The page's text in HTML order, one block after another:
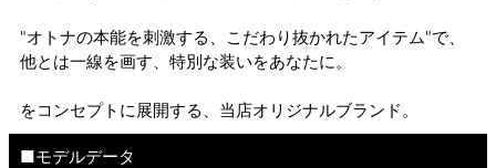
"オトナの本能を刺激する、こだわり抜かれたアイテム"で、
他とは一線を画す、特別な装いをあなたに。
をコンセプトに展開する、当店オリジナルブランド。
■モデルデータ